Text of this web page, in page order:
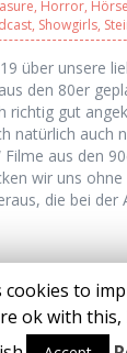
, Horror,
, Showgirls,
über unsere
den 80er
richtig gut
natürlich auch
Filme aus den
wir uns
die bei der
|
cookies to
ok with